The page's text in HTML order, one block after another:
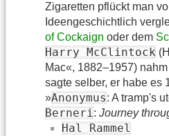
Zigaretten pflückt man
Ideengeschichtlich
of Cockaign oder dem
Harry McClintock
Mac«, 1882–1957)
sagte selber, er habe es
»Anonymus: A tramp's
Berneri: Journey
Hal Rammel